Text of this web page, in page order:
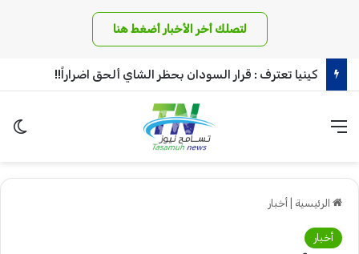
لتصلك أخر الأخبار أضغط هنا
كينيا تعترف : قرار السودان بحظر الشاي ألحق اضراراً!!
القائمة
الرئيسية أخبار
أخبار